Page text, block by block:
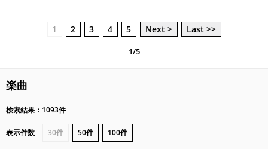
1 2 3 4 5 Next > Last >>
1/5
楽曲
検索結果：1093件
表示件数 30件 50件 100件